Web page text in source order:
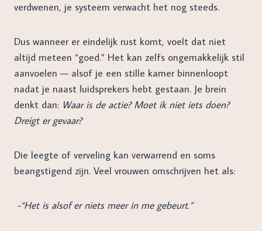
verdwenen, je systeem verwacht het nog steeds.
Dus wanneer er eindelijk rust komt, voelt dat niet
altijd meteen “goed.” Het kan zelfs ongemakkelijk stil
aanvoelen — alsof je een stille kamer binnenloopt
nadat je naast luidsprekers hebt gestaan. Je brein
denkt dan: Waar is de actie? Moet ik niet iets doen?
Dreigt er gevaar?
Die leegte of verveling kan verwarrend en soms
beangstigend zijn. Veel vrouwen omschrijven het als:
-“Het is alsof er niets meer in me gebeurt.”